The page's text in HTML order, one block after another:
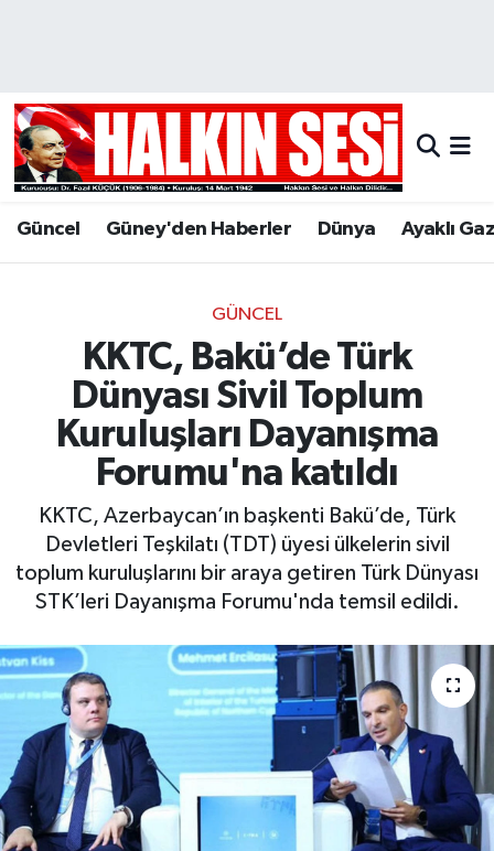
Güncel Güney'den Haberler Dünya Ayaklı
GÜNCEL
KKTC, Bakü’de Türk
Dünyası Sivil Toplum
Kuruluşları Dayanışma
Forumu'na katıldı
KKTC, Azerbaycan’ın başkenti Bakü’de, Türk
Devletleri Teşkilatı (TDT) üyesi ülkelerin sivil
toplum kuruluşlarını bir araya getiren Türk Dünyası
STK’leri Dayanışma Forumu'nda temsil edildi.
Hava Durumu
Trafik Durumu
Son Dakika Haberleri
Haber Arşivi